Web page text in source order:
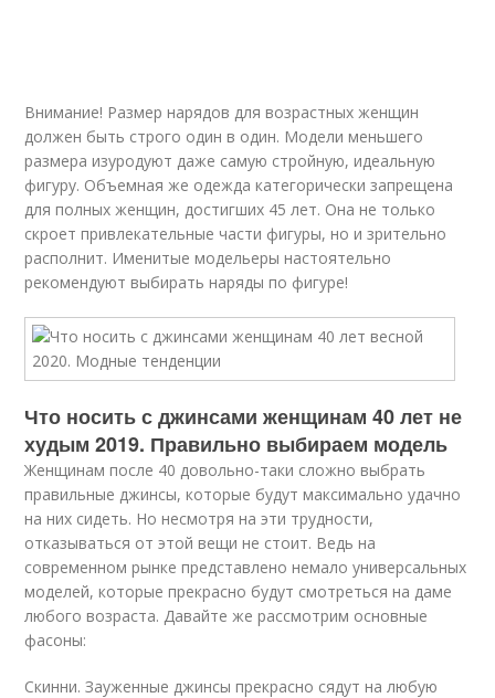
Внимание! Размер нарядов для возрастных женщин
должен быть строго один в один. Модели меньшего
размера изуродуют даже самую стройную, идеальную
фигуру. Объемная же одежда категорически запрещена
для полных женщин, достигших 45 лет. Она не только
скроет привлекательные части фигуры, но и зрительно
располнит. Именитые модельеры настоятельно
рекомендуют выбирать наряды по фигуре!
Что носить с джинсами женщинам 40 лет не
худым 2019. Правильно выбираем модель
Женщинам после 40 довольно-таки сложно выбрать
правильные джинсы, которые будут максимально удачно
на них сидеть. Но несмотря на эти трудности,
отказываться от этой вещи не стоит. Ведь на
современном рынке представлено немало универсальных
моделей, которые прекрасно будут смотреться на даме
любого возраста. Давайте же рассмотрим основные
фасоны:
Скинни. Зауженные джинсы прекрасно сядут на любую